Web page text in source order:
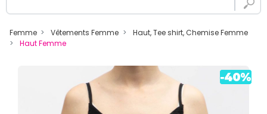
Femme Vêtements Femme
Haut, Tee shirt, Chemise Femme
Haut Femme